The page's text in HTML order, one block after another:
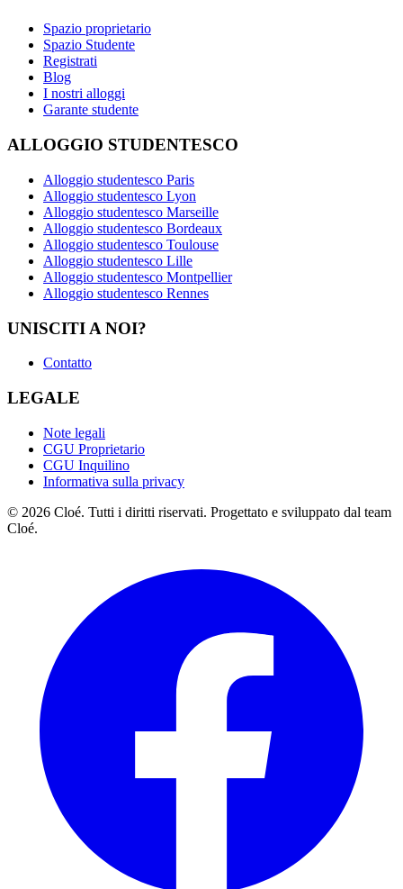
Spazio proprietario
Spazio Studente
Registrati
Blog
I nostri alloggi
Garante studente
ALLOGGIO STUDENTESCO
Alloggio studentesco Paris
Alloggio studentesco Lyon
Alloggio studentesco Marseille
Alloggio studentesco Bordeaux
Alloggio studentesco Toulouse
Alloggio studentesco Lille
Alloggio studentesco Montpellier
Alloggio studentesco Rennes
UNISCITI A NOI?
Contatto
LEGALE
Note legali
CGU Proprietario
CGU Inquilino
Informativa sulla privacy
© 2026 Cloé. Tutti i diritti riservati. Progettato e sviluppato dal team
Cloé.